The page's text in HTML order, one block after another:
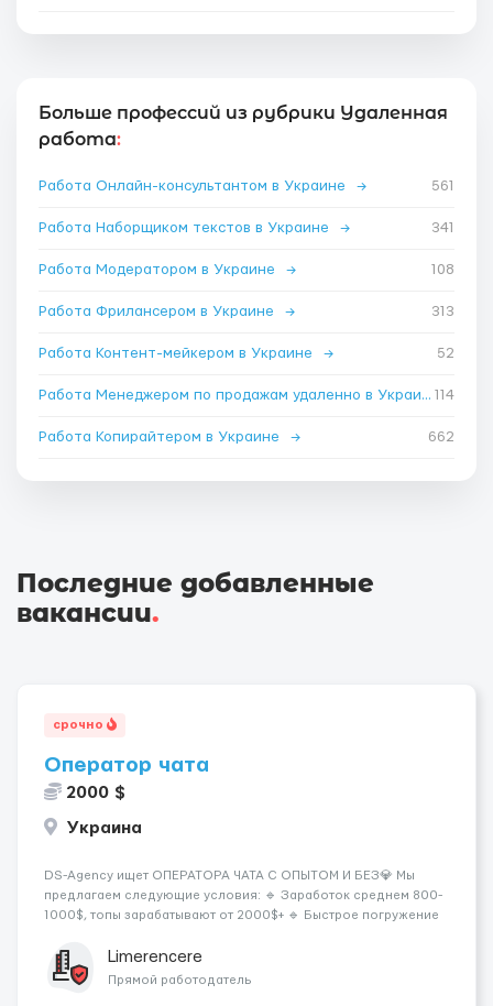
Больше профессий из рубрики Удаленная
работа:
Работа Онлайн-консультантом в Украине → 561
Работа Наборщиком текстов в Украине → 341
Работа Модератором в Украине → 108
Работа Фрилансером в Украине → 313
Работа Контент-мейкером в Украине → 52
Работа Менеджером по продажам удаленно в Украине →
114
Работа Копирайтером в Украине → 662
Последние добавленные
вакансии.
срочно
Оператор чата
2000 $
Украина
DS-Agency ищет ОПЕРАТОРА ЧАТА С ОПЫТОМ И БЕЗ💎 Мы
предлагаем следующие условия: 🔹 Заработок среднем 800-
1000$, топы зарабатывают от 2000$+ 🔹 Быстрое погружение
графики на выбор - выберите смены удобные для вашего
расписания 🔹 Возможность карье...
Limerencere
Прямой работодатель